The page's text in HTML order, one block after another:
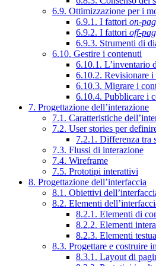
6.9. Ottimizzazione per i
6.9.1. I fattori on-
6.9.2. I fattori off-
6.9.3. Strumenti di
6.10. Gestire i contenuti
6.10.1. L’inventario
6.10.2. Revisionare i
6.10.3. Migrare i
6.10.4. Pubblicare i
7. Progettazione dell’interazione
7.1. Caratteristiche
7.2. User stories per
7.2.1. Differenza tra
7.3. Flussi di interazione
7.4. Wireframe
7.5. Prototipi interattivi
8. Progettazione dell’interfaccia
8.1. Obiettivi
8.2. Elementi
8.2.1. Elementi di
8.2.2. Elementi
8.2.3. Elementi
8.3. Progettare e costruire
8.3.1. Layout di